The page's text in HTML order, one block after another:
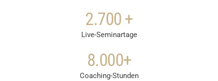
Live-Seminartage
2.700 +
Coaching-Stunden
8.000+